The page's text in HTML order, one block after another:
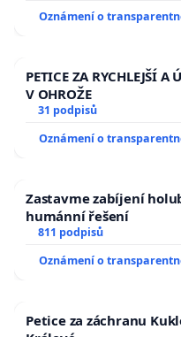
Oznámení o
PETICE ZA RYCHLEJŠÍ
V OHROŽE
31 podpisů
Oznámení o
Zastavme zabíjení
humánní řešení
811 podpisů
Oznámení o
Petice za záchranu